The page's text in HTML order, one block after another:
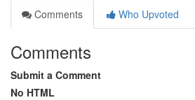
Comments
Who Upvoted
Comments
Submit a Comment
No HTML